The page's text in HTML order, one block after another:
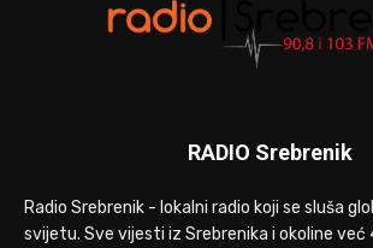
RADIO Srebrenik
Radio Srebrenik - lokalni radio koji se sluša
svijetu. Sve vijesti iz Srebrenika i okoline već